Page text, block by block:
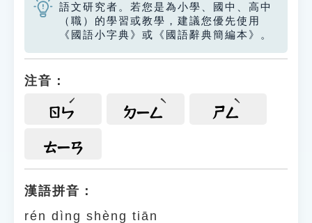
語文研究者。若您是為小學、國中、高中
（職）的學習或教學，建議您優先使用
《國語小字典》或《國語辭典簡編本》。
注音：
ㄖㄣ ㄉㄧㄥ ㄕㄥ
ㄊㄧㄢ
漢語拼音：
rén dìng shèng tiān